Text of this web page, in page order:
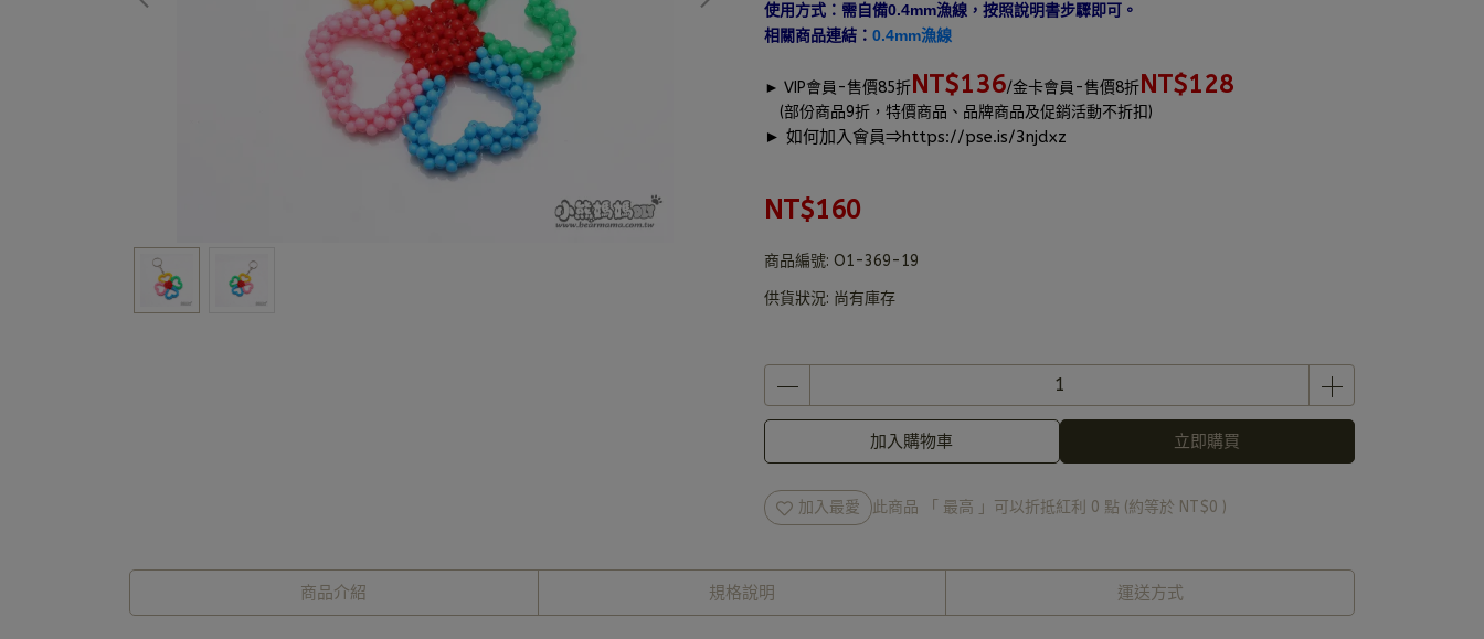
使用方式：需自備0.4mm漁線，按照說明書步驟即可。
相關商品連結： 0.4mm漁線
► VIP會員-售價85折 NT$136/金卡會員-售價8折 NT$128
(部份商品9折，特價商品、品牌商品及促銷活動不折扣)
► 如何加入會員⇒https://pse.is/3njdxz
NT$160
商品編號: O1-369-19
供貨狀況: 尚有庫存
加入購物車 立即購買
加入最愛 此商品 「 最高 」可以折抵紅利 0 點 (約等於 NT$0 )
商品介紹 規格說明 運送方式